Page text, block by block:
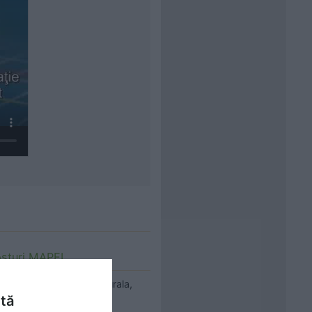
MAPEI
piatra naturala,
departe